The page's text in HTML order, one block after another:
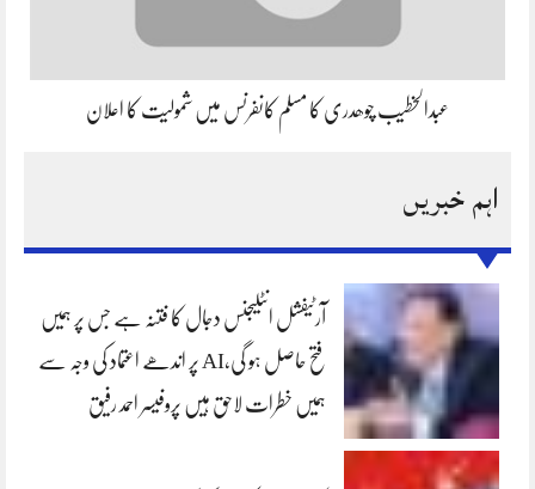
عبدالخطیب چوھدری کا مسلم کانفرنس میں شمولیت کا اعلان
اہم خبریں
آرٹیفشل انٹلیجنس دجال کا فتنہ ہے جس پر ہمیں
فتح حاصل ہو گی،AI پر اندھے اعتماد کی وجہ سے
ہمیں خطرات لاحق ہیں پروفیسر احمد رفیق